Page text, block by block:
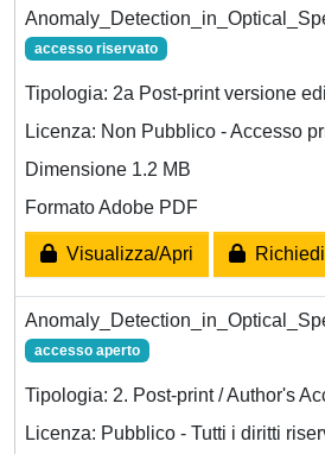
accesso riservato
Tipologia: 2a Post-print versione
Licenza: Non Pubblico - Accesso
Dimensione 1.2 MB
Formato Adobe PDF
Visualizza/Apri
accesso aperto
Tipologia: 2. Post-print / Author's
Licenza: Pubblico - Tutti i diritti